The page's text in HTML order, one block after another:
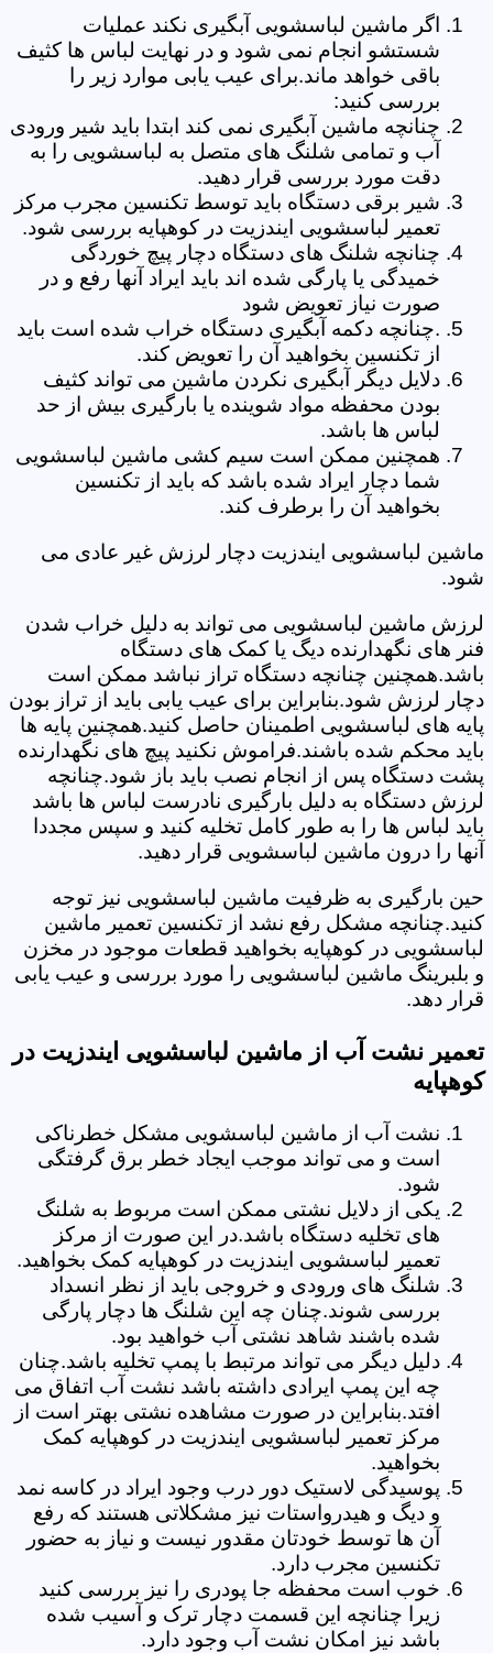
اگر ماشین لباسشویی آبگیری نکند عملیات
شستشو انجام نمی شود و در نهایت لباس ها کثیف
باقی خواهد ماند.برای عیب یابی موارد زیر را
بررسی کنید:
چنانچه ماشین آبگیری نمی کند ابتدا باید شیر ورودی
آب و تمامی شلنگ های متصل به لباسشویی را به
دقت مورد بررسی قرار دهید.
شیر برقی دستگاه باید توسط تکنسین مجرب مرکز
تعمیر لباسشویی ایندزیت در کوهپایه بررسی شود.
چنانچه شلنگ های دستگاه دچار پیچ خوردگی
خمیدگی یا پارگی شده اند باید ایراد آنها رفع و در
صورت نیاز تعویض شود
.چنانچه دکمه آبگیری دستگاه خراب شده است باید
از تکنسین بخواهید آن را تعویض کند.
دلایل دیگر آبگیری نکردن ماشین می تواند کثیف
بودن محفظه مواد شوینده یا بارگیری بیش از حد
لباس ها باشد.
همچنین ممکن است سیم کشی ماشین لباسشویی
شما دچار ایراد شده باشد که باید از تکنسین
بخواهید آن را برطرف کند.
ماشین لباسشویی ایندزیت دچار لرزش غیر عادی می
شود.
لرزش ماشین لباسشویی می تواند به دلیل خراب شدن
فنر های نگهدارنده دیگ یا کمک های دستگاه
باشد.همچنین چنانچه دستگاه تراز نباشد ممکن است
دچار لرزش شود.بنابراین برای عیب یابی باید از تراز بودن
پایه های لباسشویی اطمینان حاصل کنید.همچنین پایه ها
باید محکم شده باشند.فراموش نکنید پیچ های نگهدارنده
پشت دستگاه پس از انجام نصب باید باز شود.چنانچه
لرزش دستگاه به دلیل بارگیری نادرست لباس ها باشد
باید لباس ها را به طور کامل تخلیه کنید و سپس مجددا
آنها را درون ماشین لباسشویی قرار دهید.
حین بارگیری به ظرفیت ماشین لباسشویی نیز توجه
کنید.چنانچه مشکل رفع نشد از تکنسین تعمیر ماشین
لباسشویی در کوهپایه بخواهید قطعات موجود در مخزن
و بلبرینگ ماشین لباسشویی را مورد بررسی و عیب یابی
قرار دهد.
تعمیر نشت آب از ماشین لباسشویی ایندزیت در
کوهپایه
نشت آب از ماشین لباسشویی مشکل خطرناکی
است و می تواند موجب ایجاد خطر برق گرفتگی
شود.
یکی از دلایل نشتی ممکن است مربوط به شلنگ
های تخلیه دستگاه باشد.در این صورت از مرکز
تعمیر لباسشویی ایندزیت در کوهپایه کمک بخواهید.
شلنگ های ورودی و خروجی باید از نظر انسداد
بررسی شوند.چنان چه این شلنگ ها دچار پارگی
شده باشند شاهد نشتی آب خواهید بود.
دلیل دیگر می تواند مرتبط با پمپ تخلیه باشد.چنان
چه این پمپ ایرادی داشته باشد نشت آب اتفاق می
افتد.بنابراین در صورت مشاهده نشتی بهتر است از
مرکز تعمیر لباسشویی ایندزیت در کوهپایه کمک
بخواهید.
پوسیدگی لاستیک دور درب وجود ایراد در کاسه نمد
و دیگ و هیدرواستات نیز مشکلاتی هستند که رفع
آن ها توسط خودتان مقدور نیست و نیاز به حضور
تکنسین مجرب دارد.
خوب است محفظه جا پودری را نیز بررسی کنید
زیرا چنانچه این قسمت دچار ترک و آسیب شده
باشد نیز امکان نشت آب وجود دارد.